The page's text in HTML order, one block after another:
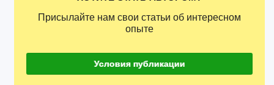
Присылайте нам свои статьи об интересном
опыте
Условия публикации